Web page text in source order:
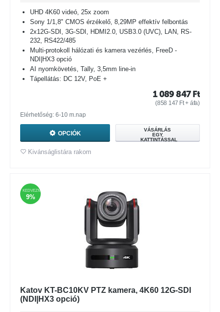
UHD 4K60 videó, 25x zoom
Sony 1/1,8" CMOS érzékelő, 8,29MP effektív felbontás
2x12G-SDI, 3G-SDI, HDMI2.0, USB3.0 (UVC), LAN, RS-
232, RS422/485
Multi-protokoll hálózati és kamera vezérlés, FreeD -
NDI|HX3 opció
AI nyomkövetés, Tally, 3,5mm line-in
Tápellátás: DC 12V, PoE +
1 089 847 Ft
(858 147 Ft+ áfa)
Elérhetőség: 6-10 m.nap
OPCIÓK
VÁSÁRLÁS
EGY
KATTINTÁSSAL
Kivánságlistára rakom
KEDVEZMÉNY
9%
Katov KT-BC10KV PTZ kamera, 4K60 12G-SDI
(NDI|HX3 opció)